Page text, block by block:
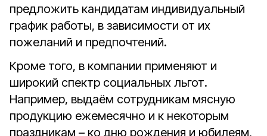
предложить кандидатам индивидуальный
график работы, в зависимости от их
пожеланий и предпочтений.
Кроме того, в компании применяют и
широкий спектр социальных льгот.
Например, выдаём сотрудникам мясную
продукцию ежемесячно и к некоторым
праздникам – ко дню рождения и юбилеям,